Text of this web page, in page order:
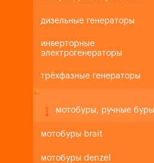
дизельные генераторы
инверторные
электрогенераторы
трёхфазные генераторы
+-
мотобуры, ручные
мотобуры brait
мотобуры denzel